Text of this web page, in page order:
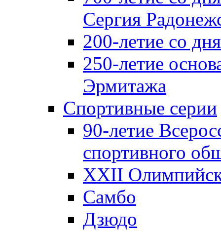
Сергия
200-летие со
250-летие
Эрмитажа
Спортивные серии
90-летие
спортивного
XXII
Самбо
Дзюдо